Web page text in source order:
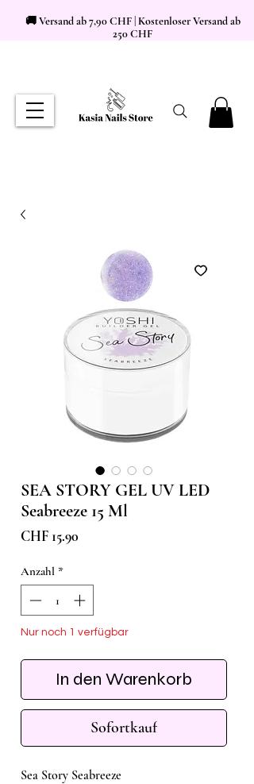
🚚 Versand ab 7,90 CHF | Kostenloser Versand ab
250 CHF
SEA STORY GEL UV LED
Seabreeze 15 Ml
CHF 15.90
Anzahl *
Nur noch 1 verfügbar
In den Warenkorb
Sofortkauf
Sea Story Seabreeze